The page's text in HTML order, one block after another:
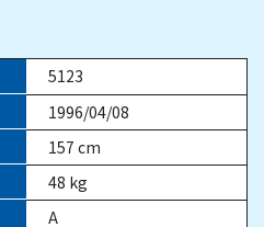
5123
1996/04/08
157 cm
48 kg
A